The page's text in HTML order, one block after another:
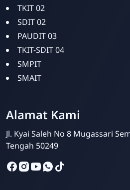
TKIT 02
SDIT 02
PAUDIT 03
TKIT-SDIT 04
SMPIT
SMAIT
Alamat Kami
Jl. Kyai Saleh No 8 Mugassari
Tengah 50249